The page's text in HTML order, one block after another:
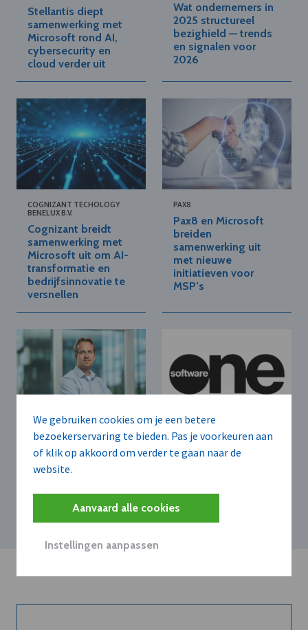
We gebruiken cookies om je een betere
bezoekerservaring te bieden. Pas je voorkeuren aan
of klik op akkoord om verder te gaan naar de
website.
Aanvaard alle cookies
Instellingen aanpassen
Stellantis diept
samenwerking met
Microsoft rond AI,
cybersecurity en
cloud verder uit
Wat ondernemers in
2025 structureel
bezighield — trends
en signalen voor
2026
COGNIZANT TECHOLOGY
BENELUX B.V.
Cognizant breidt
samenwerking met
Microsoft uit om AI-
transformatie en
bedrijfsinnovatie te
versnellen
PAX8
Pax8 en Microsoft
breiden
samenwerking uit
met nieuwe
initiatieven voor
MSP’s
DELAWARE C.V.B.A.
Delaware Belux
uitgeroepen tot
"Microsoft Partner of
SOFTWAREONE BELGIUM B.V.
SoftwareOne behaalt